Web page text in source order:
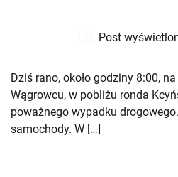
Post
Dziś rano, około godziny 8:00,
Wągrowcu, w pobliżu ronda
poważnego wypadku
samochody. W […]